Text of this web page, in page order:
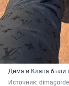
Дима и Клава были
Источник: